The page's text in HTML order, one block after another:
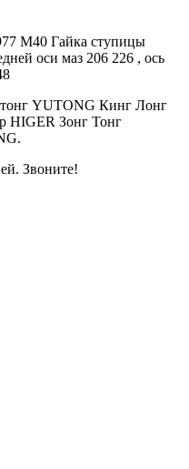
М40 Гайка ступицы
оси маз 206 226 , ось
YUTONG Кинг Лонг
HIGER Зонг Тонг
Звоните!